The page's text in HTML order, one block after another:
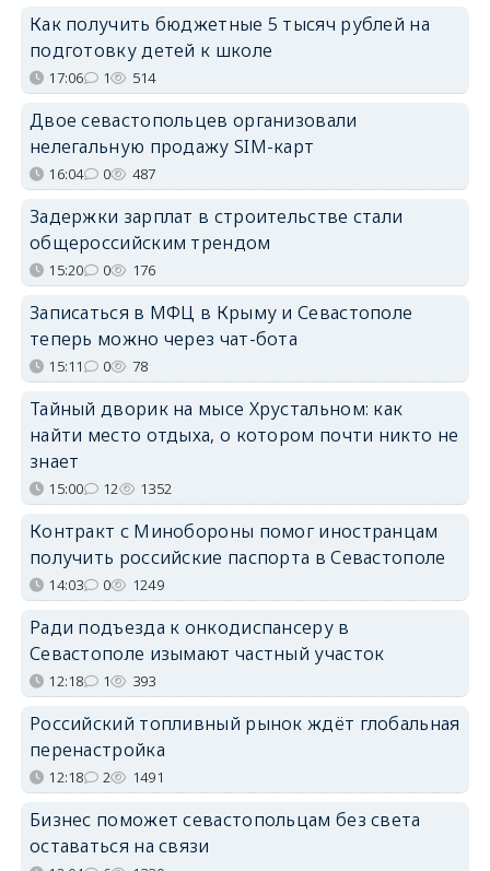
Как получить бюджетные 5 тысяч рублей на
подготовку детей к школе
17:06 1 514
Двое севастопольцев организовали
нелегальную продажу SIM-карт
16:04 0 487
Задержки зарплат в строительстве стали
общероссийским трендом
15:20 0 176
Записаться в МФЦ в Крыму и Севастополе
теперь можно через чат-бота
15:11 0 78
Тайный дворик на мысе Хрустальном: как
найти место отдыха, о котором почти никто не
знает
15:00 12 1352
Контракт с Минобороны помог иностранцам
получить российские паспорта в Севастополе
14:03 0 1249
Ради подъезда к онкодиспансеру в
Севастополе изымают частный участок
12:18 1 393
Российский топливный рынок ждёт глобальная
перенастройка
12:18 2 1491
Бизнес поможет севастопольцам без света
оставаться на связи